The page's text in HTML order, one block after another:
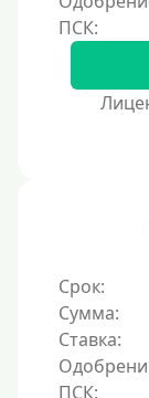
ичества.
Моментум
С помощью
Золотая
С
Без
Без участия
На сберкнижку
На дом срочно
Не выходя из
Срок:
Сумма:
Ставка: